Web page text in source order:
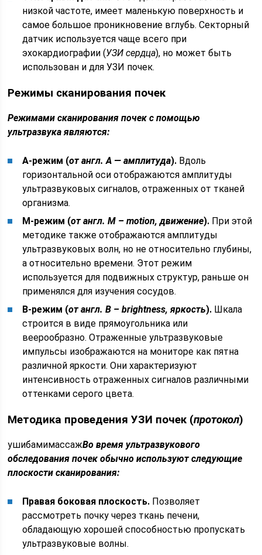
низкой частоте, имеет маленькую поверхность и
самое большое проникновение вглубь. Секторный
датчик используется чаще всего при
эхокардиографии (УЗИ сердца), но может быть
использован и для УЗИ почек.
Режимы сканирования почек
Режимами сканирования почек с помощью
ультразвука являются:
А-режим (от англ. А — амплитуда). Вдоль
горизонтальной оси отображаются амплитуды
ультразвуковых сигналов, отраженных от тканей
организма.
М-режим (от англ. M – motion, движение). При этой
методике также отображаются амплитуды
ультразвуковых волн, но не относительно глубины,
а относительно времени. Этот режим
используется для подвижных структур, раньше он
применялся для изучения сосудов.
В-режим (от англ. B – brightness, яркость). Шкала
строится в виде прямоугольника или
веерообразно. Отраженные ультразвуковые
импульсы изображаются на мониторе как пятна
различной яркости. Они характеризуют
интенсивность отраженных сигналов различными
оттенками серого цвета.
Методика проведения УЗИ почек (протокол)
ушибамимассажВо время ультразвукового
обследования почек обычно используют следующие
плоскости сканирования:
Правая боковая плоскость. Позволяет
рассмотреть почку через ткань печени,
обладающую хорошей способностью пропускать
ультразвуковые волны.